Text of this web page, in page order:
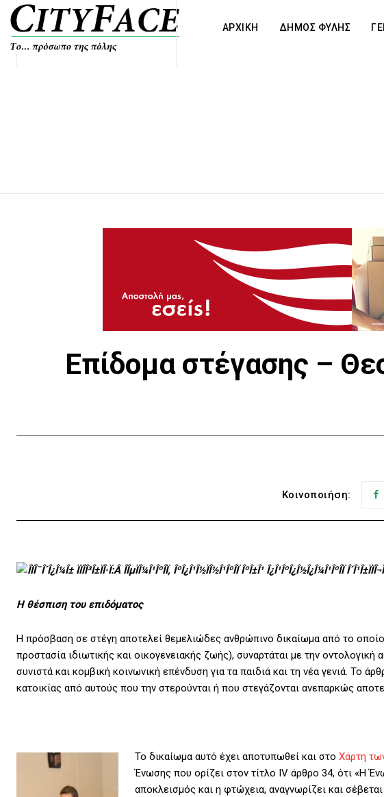
ΑΡΧΙΚΗ ΔΗΜΟΣ ΦΥΛΗΣ
Επίδομα στέγασης –
Κοινοποιήση:
Η θέσπιση του επιδόματος
Η πρόσβαση σε στέγη αποτελεί θεμελιώδες ανθρώπινο δικαίωμα από το
προστασία ιδιωτικής και οικογενειακής ζωής), συναρτάται με την
συνιστά και κομβική κοινωνική επένδυση για τα παιδιά και τη νέα γενιά. Το
κατοικίας από αυτούς που την στερούνται ή που στεγάζονται ανεπαρκώς
Το δικαίωμα αυτό έχει αποτυπωθεί και στο Χάρτη
Ένωσης που ορίζει στον τίτλο IV άρθρο 34, ότι «Η
αποκλεισμός και η φτώχεια, αναγνωρίζει και